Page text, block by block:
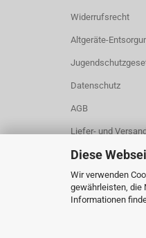
Diese
Wir verwenden
gewährleisten, die
Informationen
Widerrufsrecht
Altgeräte-
Datenschutz
AGB
Liefer- und
Callback Service
Cookie